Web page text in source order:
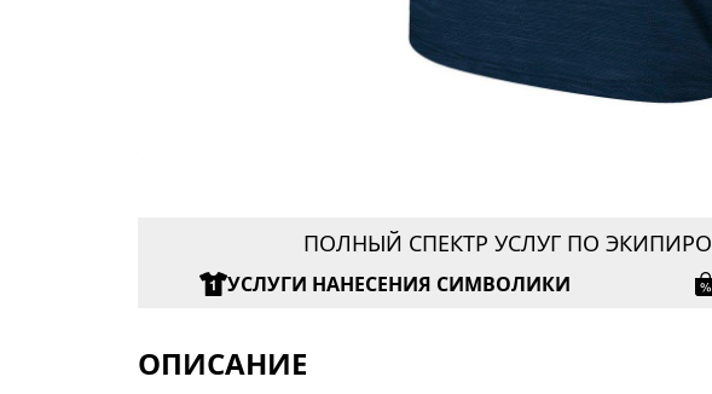
ПОЛНЫЙ СПЕКТР УСЛУГ ПО
УСЛУГИ НАНЕСЕНИЯ СИМВОЛИКИ
ОПИСАНИЕ